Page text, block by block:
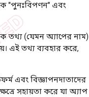
"পুনঃবিপণন" এবং
তথ্য (যেমন অ্যাপের নাম)
এই তথ্য ব্যবহার করে,
এবং বিজ্ঞাপনদাতাদের
সহায়তা করে যা অ্যাপ